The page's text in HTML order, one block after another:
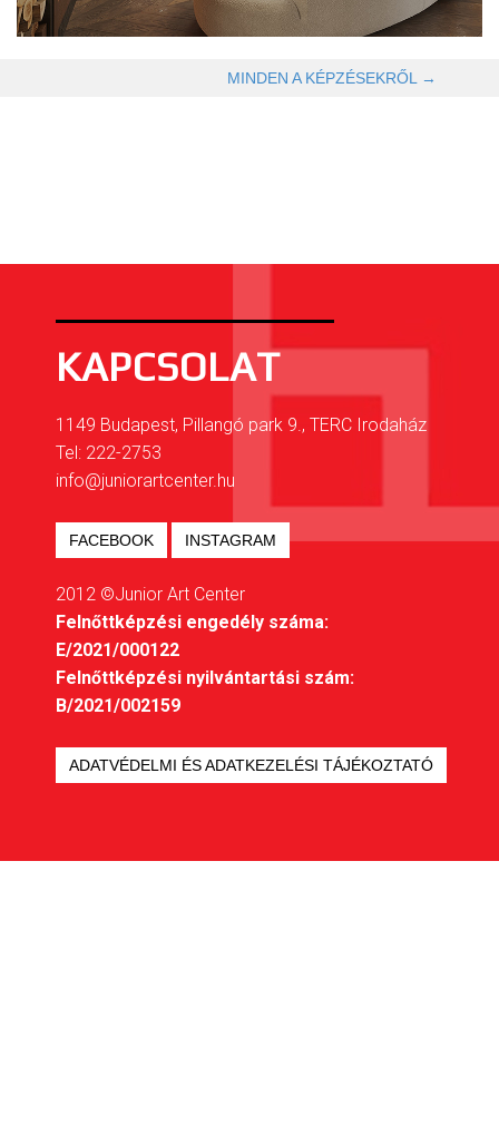
MINDEN A KÉPZÉSEKRŐL →
KAPCSOLAT
1149 Budapest, Pillangó park 9., TERC Irodaház
Tel: 222-2753
info@juniorartcenter.hu
FACEBOOK INSTAGRAM
2012 ©Junior Art Center
Felnőttképzési engedély száma:
E/2021/000122
Felnőttképzési nyilvántartási szám:
B/2021/002159
ADATVÉDELMI ÉS ADATKEZELÉSI TÁJÉKOZTATÓ